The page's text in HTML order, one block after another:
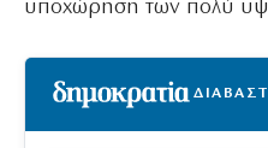
υποχώρηση των πολύ